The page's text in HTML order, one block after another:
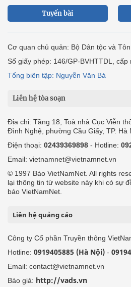
Tuyến bài
Cơ quan chủ quản: Bộ Dân tộc và
Số giấy phép: 146/GP-BVHTTDL,
Tổng biên tập: Nguyễn Văn Bá
Liên hệ tòa soạn
Địa chỉ: Tầng 18, Toà nhà Cục Viễn
Đình Nghệ, phường Cầu Giấy, TP. Hà
Điện thoại: 02439369898 - Hotline:
Email: vietnamnet@vietnamnet.vn
© 1997 Báo VietNamNet. All rights
lại thông tin từ website này khi có sự
báo VietNamNet.
Liên hệ quảng cáo
Công ty Cổ phần Truyền thông
Hotline: 0919405885 (Hà Nội) -
Email: contact@vietnamnet.vn
Báo giá: http://vads.vn